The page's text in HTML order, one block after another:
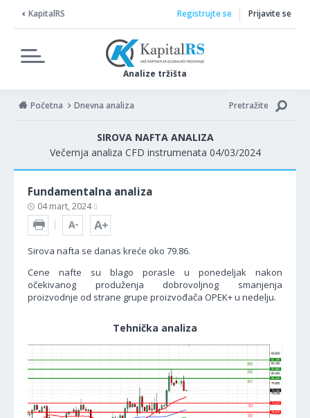
KapitalRS
Analize tržišta
Registrujte se Prijavite se
Početna Dnevna analiza Pretražite
SIROVA NAFTA ANALIZA
Večernja analiza CFD instrumenata 04/03/2024
Fundamentalna analiza
04 mart, 2024
Sirova nafta se danas kreće oko 79.86.
Cene nafte su blago porasle u ponedeljak nakon
očekivanog produženja dobrovoljnog smanjenja
proizvodnje od strane grupe proizvođača OPEK+ u nedelju.
Tehnička analiza